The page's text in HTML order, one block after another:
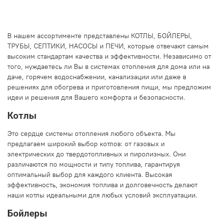
В нашем ассортименте представлены КОТЛЫ, БОЙЛЕРЫ,
ТРУБЫ, СЕПТИКИ, НАСОСЫ и ПЕЧИ, которые отвечают самым
высоким стандартам качества и эффективности. Независимо от
того, нуждаетесь ли Вы в системах отопления для дома или на
даче, горячем водоснабжении, канализации или даже в
решениях для обогрева и приготовления пищи, мы предложим
идеи и решения для Вашего комфорта и безопасности.
Котлы
Это сердце системы отопления любого объекта. Мы
предлагаем широкий выбор котлов: от газовых и
электрических до твердотопливных и пиролизных. Они
различаются по мощности и типу топлива, гарантируя
оптимальный выбор для каждого клиента. Высокая
эффективность, экономия топлива и долговечность делают
наши котлы идеальными для любых условий эксплуатации.
Бойлеры